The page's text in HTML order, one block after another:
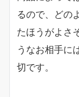
るので、どの
たほうがよさ
うなお相手に
切です。